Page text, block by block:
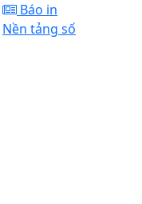
Báo in
Nền tảng số